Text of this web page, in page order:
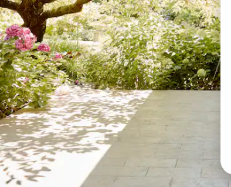
عن طريق اللمس أو السحب.